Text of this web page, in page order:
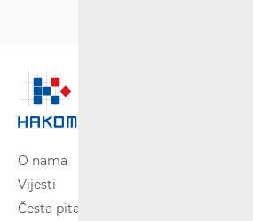
O nama
Vijesti
Česta pitanja